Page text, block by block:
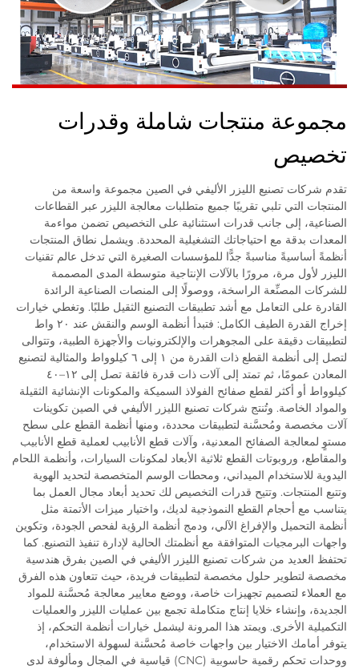
مجموعة منتجات شاملة وقدرات
تخصيص
تقدم شركات تصنيع الليزر الأليفي في الصين مجموعة واسعة من
المنتجات التي تلبي تقريبًا جميع متطلبات معالجة الليزر عبر القطاعات
الصناعية، إلى جانب قدرات استثنائية على التخصيص تضمن مواءمة
المعدات بدقة مع احتياجاتك التشغيلية المحددة. ويشمل نطاق المنتجات
أنظمةً أساسيةً مناسبةً جدًّا للمؤسسات الصغيرة التي تدخل عالم تقنيات
الليزر لأول مرة، مرورًا بالآلات الإنتاجية متوسطة المدى المصممة
للشركات المصنِّعة الراسخة، ووصولًا إلى المنصات الصناعية الرائدة
القادرة على التعامل مع أشد تطبيقات التصنيع الثقيل طلبًا. وتغطي خيارات
إخراج القدرة الطيف الكامل: فتبدأ أنظمة الوسم والنقش عند ٢٠ واط
لتطبيقات دقيقة على المجوهرات والإلكترونيات والأجهزة الطبية، وتتوالى
لتصل إلى أنظمة القطع ذات القدرة من ١ إلى ٦ كيلوواط والمثالية لتصنيع
المعادن عمومًا، ثم تمتد إلى آلات ذات قدرة فائقة تصل إلى ١٢–٤٠
كيلوواط أو أكثر لقطع صفائح الفولاذ السميكة والمكونات الإنشائية الثقيلة
والمواد الخاصة. وتُنتج شركات تصنيع الليزر الأليفي في الصين تكوينات
آلات مخصصة ومُحسَّنة لتطبيقات محددة، ومنها أنظمة القطع على سطح
مستوٍ لمعالجة الصفائح المعدنية، وآلات قطع الأنابيب لعملية قطع الأنابيب
والمقاطع، وروبوتات القطع ثلاثية الأبعاد لمكونات السيارات، وأنظمة اللحام
اليدوية للاستخدام الميداني، ومحطات الوسم المتخصصة لتحديد الهوية
وتتبع المنتجات. وتتيح قدرات التخصيص لك تحديد أبعاد مجال العمل بما
يتناسب مع أحجام القطع النموذجية لديك، واختيار ميزات الأتمتة مثل
أنظمة التحميل والإفراغ الآلي، ودمج أنظمة الرؤية لفحص الجودة، وتكوين
واجهات البرمجيات المتوافقة مع أنظمتك الحالية لإدارة تنفيذ التصنيع. كما
تحتفظ العديد من شركات تصنيع الليزر الأليفي في الصين بفرق هندسية
مخصصة لتطوير حلول مخصصة لتطبيقات فريدة، حيث تتعاون هذه الفرق
مع العملاء لتصميم تجهيزات خاصة، ووضع معايير معالجة مُحسَّنة للمواد
الجديدة، وإنشاء خلايا إنتاج متكاملة تجمع بين عمليات الليزر والعمليات
التكميلية الأخرى. ويمتد هذا المرونة ليشمل خيارات أنظمة التحكم، إذ
يتوفر أمامك الاختيار بين واجهات خاصة مُحسَّنة لسهولة الاستخدام،
ووحدات تحكم رقمية حاسوبية (CNC) قياسية في المجال ومألوفة لدى